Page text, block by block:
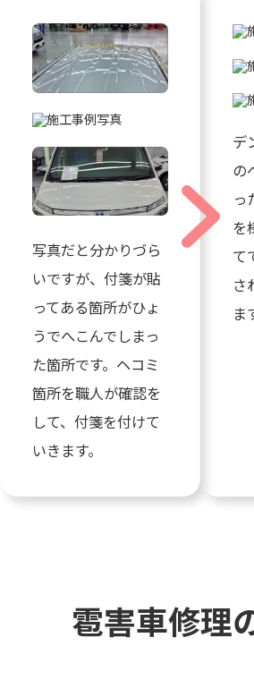
写真だと分かりづら
いですが、付箋が貼
ってある箇所がひょ
うでへこんでしまっ
た箇所です。ヘコミ
箇所を職人が確認を
して、付箋を付けて
いきます。
デ
の
っ
を
て
さ
ま
雹害車修理